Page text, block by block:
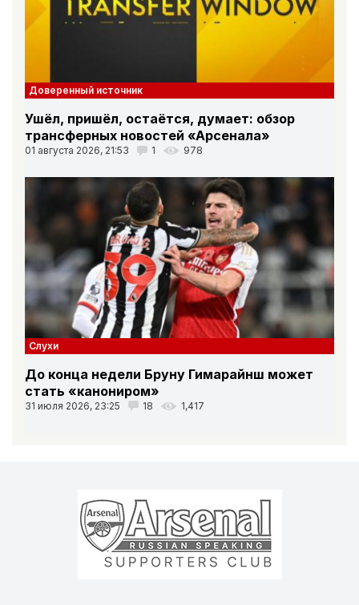
Доверенный источник
Ушёл, пришёл, остаётся, думает: обзор
трансферных новостей «Арсенала»
01 августа 2026, 21:53 1 978
Слухи
До конца недели Бруну Гимарайнш может
стать «канониром»
31 июля 2026, 23:25 18 1,417